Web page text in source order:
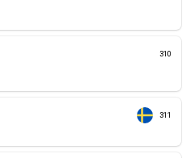
310
311